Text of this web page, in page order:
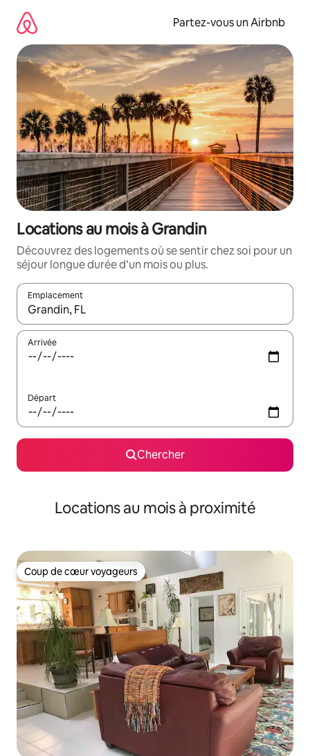
directement
contenu
Partez-vous un Airbnb
Locations au mois à Grandin
Découvrez des logements où se sentir chez soi pour un
séjour longue durée d’un mois ou plus.
Emplacement
Quand les résultats sont affichés, parcourez-les en utilisant
Arrivée
Départ
Chercher
Locations au mois à proximité
Coup de cœur voyageurs
Coup de cœur voyageurs